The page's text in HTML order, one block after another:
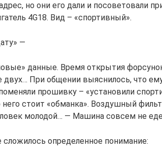
но они его дали и посоветовали
4G18. Вид – «спортивный».
—
данные. Время открытия
двух… При общении выяснилось, что
прошивку – «установили
него стоит «обманка». Воздушный
молодой… — Машина совсем не
сложилось определенное понимание: